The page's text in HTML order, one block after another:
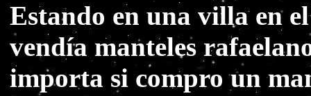
Estando en una villa en
vendía manteles
importa si compro un